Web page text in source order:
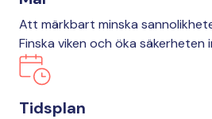
Att märkbart minska
Finska viken och öka säkerheten
Tidsplan